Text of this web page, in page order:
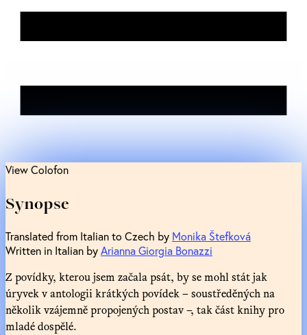
View Colofon
Synopse
Translated from Italian to Czech by Monika Štefková
Written in Italian byArianna Giorgia Bonazzi
Z povídky, kterou jsem začala psát, by se mohl stát jak
úryvek v antologii krátkých povídek – soustředěných na
několik vzájemně propojených postav –, tak část knihy pro
mladé dospělé.